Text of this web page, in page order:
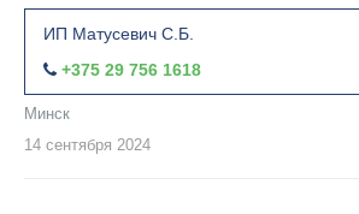
ИП Матусевич С.Б.
+375 29 756 1618
Минск
14 сентября 2024